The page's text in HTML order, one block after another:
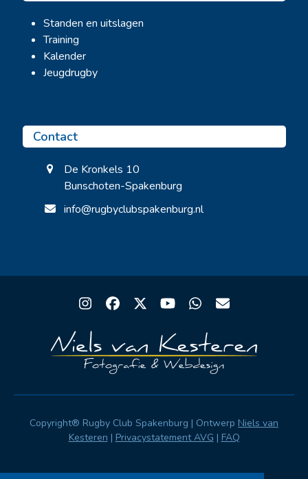
Standen en uitslagen
Training
Kalender
Jeugdrugby
Contact
De Kronkels 10
Bunschoten-Spakenburg
info@rugbyclubspakenburg.nl
Instagram
Facebook
TwitterYouTubeWhatsapp
Email
Copyright® Rugby Club Spakenburg | Ontwerp Niels van
Kesteren | Privacystatement AVG | FAQ